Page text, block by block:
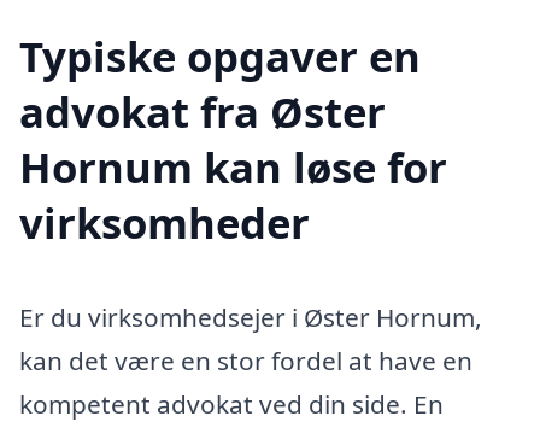
Typiske opgaver en
advokat fra Øster
Hornum kan løse for
virksomheder
Er du virksomhedsejer i Øster Hornum,
kan det være en stor fordel at have en
kompetent advokat ved din side. En